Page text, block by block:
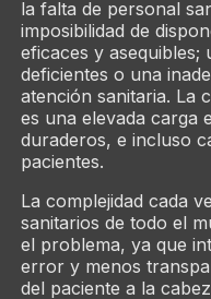
la falta de personal
imposibilidad de
eficaces y
deficientes o una
atención sanitaria. La
es una elevada carga
duraderos, e incluso
pacientes.
La complejidad cada
sanitarios de todo el
el problema, ya que
error y menos
del paciente a la